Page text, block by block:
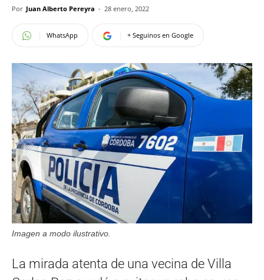
Por Juan Alberto Pereyra - 28 enero, 2022
WhatsApp + Seguinos en Google
Imagen a modo ilustrativo.
La mirada atenta de una vecina de Villa